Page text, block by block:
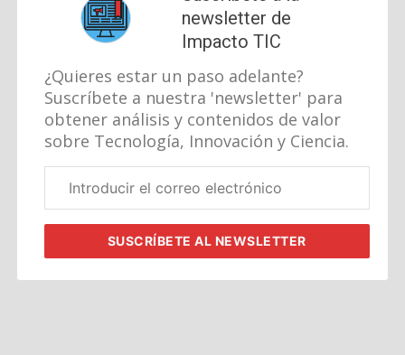
newsletter de
Impacto TIC
¿Quieres estar un paso adelante?
Suscríbete a nuestra 'newsletter' para
obtener análisis y contenidos de valor
sobre Tecnología, Innovación y Ciencia.
electrónico
SUSCRÍBETEAL NEWSLETTER